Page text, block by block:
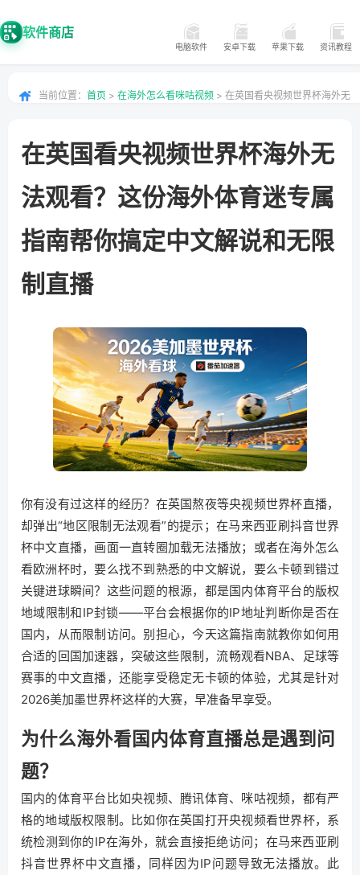
软件商店
电脑软件 安卓下载 苹果下载 资讯教程
当前位置： 首页 > 在海外怎么看咪咕视频 > 在英国看央视频世界杯海外无
在英国看央视频世界杯海外无
法观看？这份海外体育迷专属
指南帮你搞定中文解说和无限
制直播
你有没有过这样的经历？在英国熬夜等央视频世界杯直播，
却弹出“地区限制无法观看”的提示；在马来西亚刷抖音世界
杯中文直播，画面一直转圈加载无法播放；或者在海外怎么
看欧洲杯时，要么找不到熟悉的中文解说，要么卡顿到错过
关键进球瞬间？这些问题的根源，都是国内体育平台的版权
地域限制和IP封锁——平台会根据你的IP地址判断你是否在
国内，从而限制访问。别担心，今天这篇指南就教你如何用
合适的回国加速器，突破这些限制，流畅观看NBA、足球等
赛事的中文直播，还能享受稳定无卡顿的体验，尤其是针对
2026美加墨世界杯这样的大赛，早准备早享受。
为什么海外看国内体育直播总是遇到问
题？
国内的体育平台比如央视频、腾讯体育、咪咕视频，都有严
格的地域版权限制。比如你在英国打开央视频看世界杯，系
统检测到你的IP在海外，就会直接拒绝访问；在马来西亚刷
抖音世界杯中文直播，同样因为IP问题导致无法播放。此